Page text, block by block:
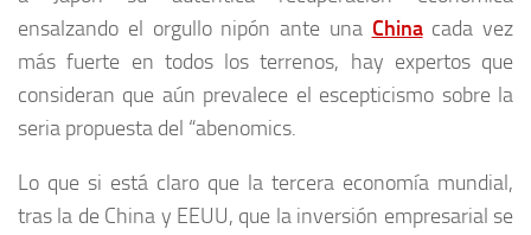
ensalzando el orgullo nipón ante una Chinacada vez
más fuerte en todos los terrenos, hay expertos que
consideran que aún prevalece el escepticismo sobre la
seria propuesta del “abenomics.
Lo que si está claro que la tercera economía mundial,
tras la de China y EEUU, que la inversión empresarial se